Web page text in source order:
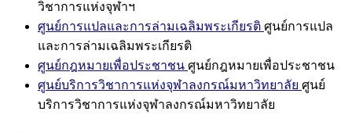
วิชาการแห่งจุฬาฯ
ศูนย์การแปลและการล่ามเฉลิมพระเกียรติ ศูนย์การแปล
และการล่ามเฉลิมพระเกียรติ
ศูนย์กฎหมายเพื่อประชาชน ศูนย์กฎหมายเพื่อประชาชน
ศูนย์บริการวิชาการแห่งจุฬาลงกรณ์มหาวิทยาลัย ศูนย์
บริการวิชาการแห่งจุฬาลงกรณ์มหาวิทยาลัย